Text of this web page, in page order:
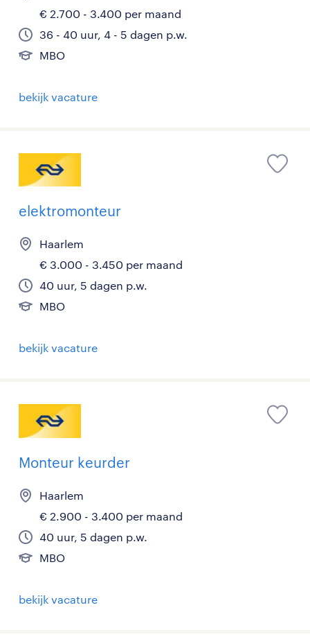
€ 2.700 - 3.400 per maand
36 - 40 uur, 4 - 5 dagen p.w.
MBO
bekijk vacature
elektromonteur
Haarlem
€ 3.000 - 3.450 per maand
40 uur, 5 dagen p.w.
MBO
bekijk vacature
Monteur keurder
Haarlem
€ 2.900 - 3.400 per maand
40 uur, 5 dagen p.w.
MBO
bekijk vacature